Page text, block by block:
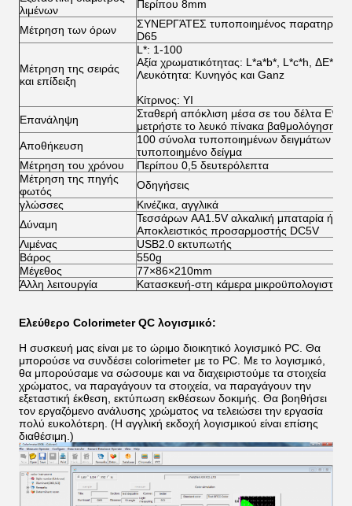
λιμένων
Περίπου 8mm
Μέτρηση των όρων
ΣΥΝΕΡΓΆΤΕΣ τυποποιημένος
D65
Μέτρηση της σειράς
και επίδειξη
L*: 1-100
Αξία χρωματικότητας: L*a*b*, L*c*h, ΔE*ab,
Λευκότητα: Κυνηγός και Ganz
Κίτρινος: YI
Επανάληψη
Σταθερή απόκλιση μέσα σε του δέλτα
μετρήστε το λευκό πίνακα βαθμολόγησης
Αποθήκευση
100 σύνολα τυποποιημένων δειγμάτων
τυποποιημένο δείγμα
Μέτρηση του χρόνου
Περίπου 0,5 δευτερόλεπτα
Μέτρηση της πηγής
φωτός
Οδηγήσεις
γλώσσες
Κινέζικα, αγγλικά
Δύναμη
Τεσσάρων AA1.5V αλκαλική μπαταρία ή
Αποκλειστικός προσαρμοστής DC5V
Λιμένας
USB2.0 εκτυπωτής
Βάρος
550g
Μέγεθος
77×86×210mm
Άλλη λειτουργία
Κατασκευή-στη κάμερα μικροϋπολογιστών
Ελεύθερο Colorimeter QC λογισμικό:
Η συσκευή μας είναι με το ώριμο διοικητικό λογισμικό PC. Θα
μπορούσε να συνδέσει colorimeter με το PC. Με το λογισμικό,
θα μπορούσαμε να σώσουμε και να διαχειριστούμε τα στοιχεία
χρώματος, να παραγάγουν τα στοιχεία, να παραγάγουν την
εξεταστική έκθεση, εκτύπωση εκθέσεων δοκιμής. Θα βοηθήσει
τον εργαζόμενο ανάλυσης χρώματος να τελειώσει την εργασία
πολύ ευκολότερη. (Η αγγλική εκδοχή λογισμικού είναι επίσης
διαθέσιμη.)